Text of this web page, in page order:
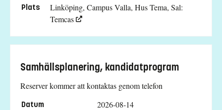
Plats
Linköping, Campus Valla, Hus Tema, Sal:
Temcas
Samhällsplanering, kandidatprogram
Reserver kommer att kontaktas genom telefon
Datum 2026-08-14